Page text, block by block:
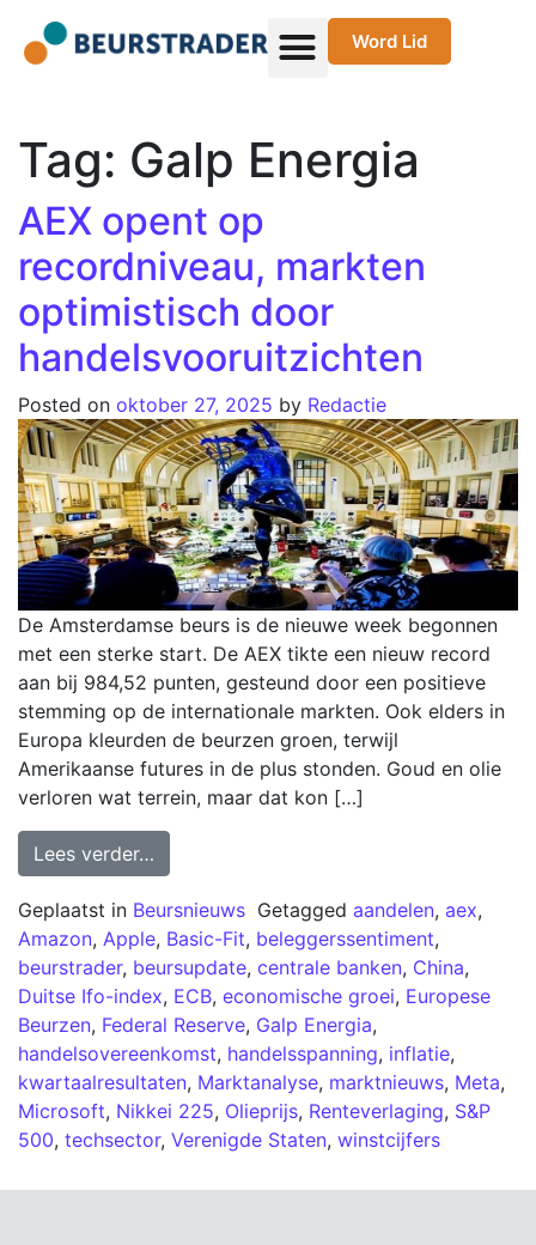
Word Lid
Tag: Galp Energia
AEX opent op
recordniveau, markten
optimistisch door
handelsvooruitzichten
Posted on oktober 27, 2025 by Redactie
De Amsterdamse beurs is de nieuwe week begonnen
met een sterke start. De AEX tikte een nieuw record
aan bij 984,52 punten, gesteund door een positieve
stemming op de internationale markten. Ook elders in
Europa kleurden de beurzen groen, terwijl
Amerikaanse futures in de plus stonden. Goud en olie
verloren wat terrein, maar dat kon […]
Lees verder…
Geplaatst in Beursnieuws Getagged aandelen, aex,
Amazon, Apple, Basic-Fit, beleggerssentiment,
beurstrader, beursupdate, centrale banken, China,
Duitse Ifo-index, ECB, economische groei, Europese
Beurzen, Federal Reserve, Galp Energia,
handelsovereenkomst, handelsspanning, inflatie,
kwartaalresultaten, Marktanalyse, marktnieuws, Meta,
Microsoft, Nikkei 225, Olieprijs, Renteverlaging, S&P
500, techsector, Verenigde Staten, winstcijfers